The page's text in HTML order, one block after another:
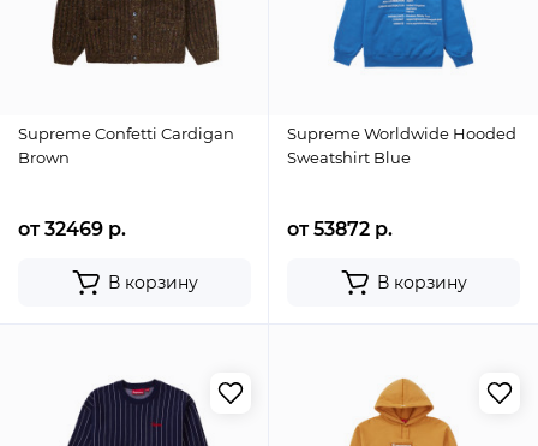
Supreme Confetti Cardigan
Brown
от 32469 р.
В корзину
Supreme Worldwide Hooded
Sweatshirt Blue
от 53872 р.
В корзину